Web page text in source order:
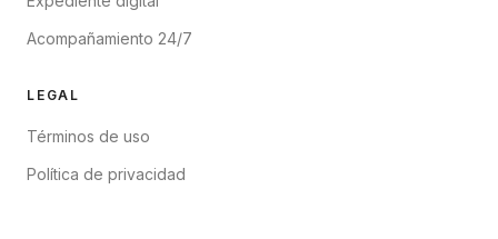
Acompañamiento 24/7
LEGAL
Términos de uso
Política de privacidad